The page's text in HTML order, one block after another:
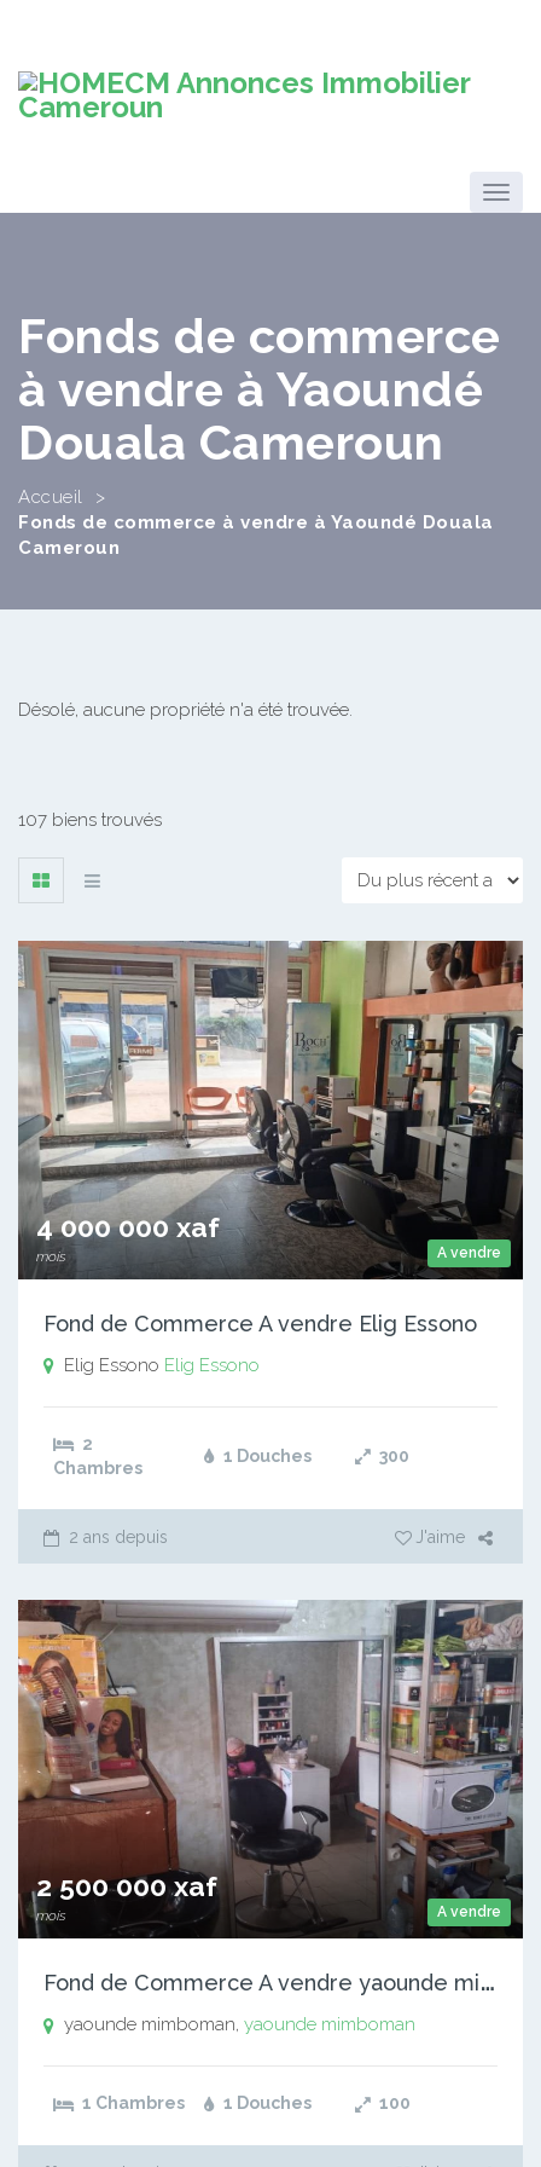
Fonds de commerce
à vendre à Yaoundé
Douala Cameroun
Accueil
>
Fonds de commerce à vendre à Yaoundé Douala
Cameroun
Désolé, aucune propriété n'a été trouvée.
107 biens trouvés
A vendre
4 000 000 xaf
mois
Fond de Commerce A vendre Elig Essono
Elig Essono Elig Essono
2
Chambres
1 Douches 300
2 ans depuis J'aime
A vendre
2 500 000 xaf
mois
F
ond de Commerce A vendre yaounde mimboman
yaounde mimboman, yaounde mimboman
1 Chambres 1 Douches 100